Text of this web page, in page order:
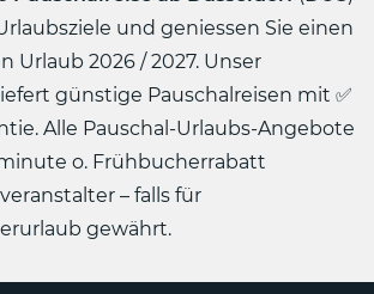
und geniessen Sie einen
Urlaub 2026 / 2027. Unser
günstige Pauschalreisen mit ✅
Alle Pauschal-Urlaubs-Angebote
o. Frühbucherrabatt
– falls für
gewährt.